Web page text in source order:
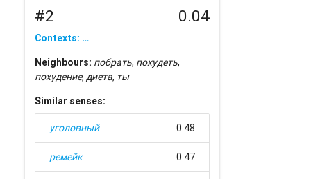
#2 0.04
Contexts: …
Neighbours: побрать, похудеть,
похудение,диета, ты
Similar senses:
уголовный 0.48
ремейк 0.47